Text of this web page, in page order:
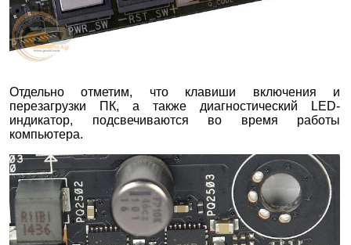
Отдельно отметим, что клавиши включения и
перезагрузки ПК, а также диагностический LED-
индикатор, подсвечиваются во время работы
компьютера.